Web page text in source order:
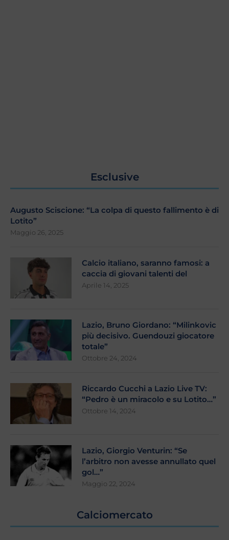
Esclusive
Augusto Sciscione: “La colpa di questo fallimento è di
Lotito”
Maggio 26, 2025
Calcio italiano, saranno famosi: a
caccia di giovani talenti del
Aprile 14, 2025
Lazio, Bruno Giordano: “Milinkovic
più decisivo. Guendouzi giocatore
totale”
Ottobre 24, 2024
Riccardo Cucchi a Lazio Live TV:
“Pedro è un miracolo e su Lotito…”
Ottobre 14, 2024
Lazio, Giorgio Venturin: “Se
l’arbitro non avesse annullato quel
gol…”
Maggio 22, 2024
Calciomercato